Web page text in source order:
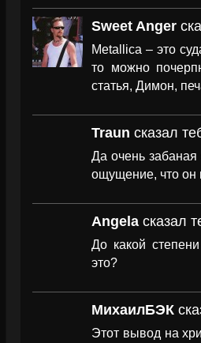
Sweet Anger
Metallica – это
то можно
статья, Димон,
Traun сказал
Да очень забаная
ощущение, что он
Angela сказал
До какой
это?
МихаилБЭК
Этот вывод на